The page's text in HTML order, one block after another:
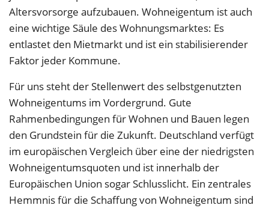
Altersvorsorge aufzubauen. Wohneigentum ist auch
eine wichtige Säule des Wohnungsmarktes: Es
entlastet den Mietmarkt und ist ein stabilisierender
Faktor jeder Kommune.
Für uns steht der Stellenwert des selbstgenutzten
Wohneigentums im Vordergrund. Gute
Rahmenbedingungen für Wohnen und Bauen legen
den Grundstein für die Zukunft. Deutschland verfügt
im europäischen Vergleich über eine der niedrigsten
Wohneigentumsquoten und ist innerhalb der
Europäischen Union sogar Schlusslicht. Ein zentrales
Hemmnis für die Schaffung von Wohneigentum sind